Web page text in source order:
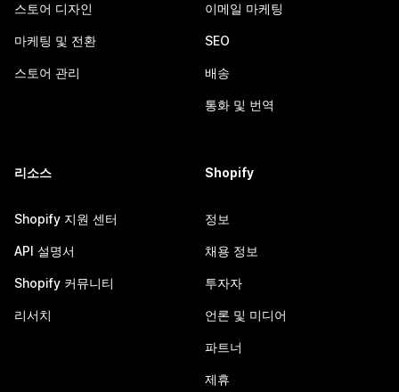
스토어 디자인
마케팅 및 전환
스토어 관리
이메일 마케팅
SEO
배송
통화 및 번역
리소스
Shopify 지원 센터
API 설명서
Shopify 커뮤니티
리서치
Shopify
정보
채용 정보
투자자
언론 및 미디어
파트너
제휴